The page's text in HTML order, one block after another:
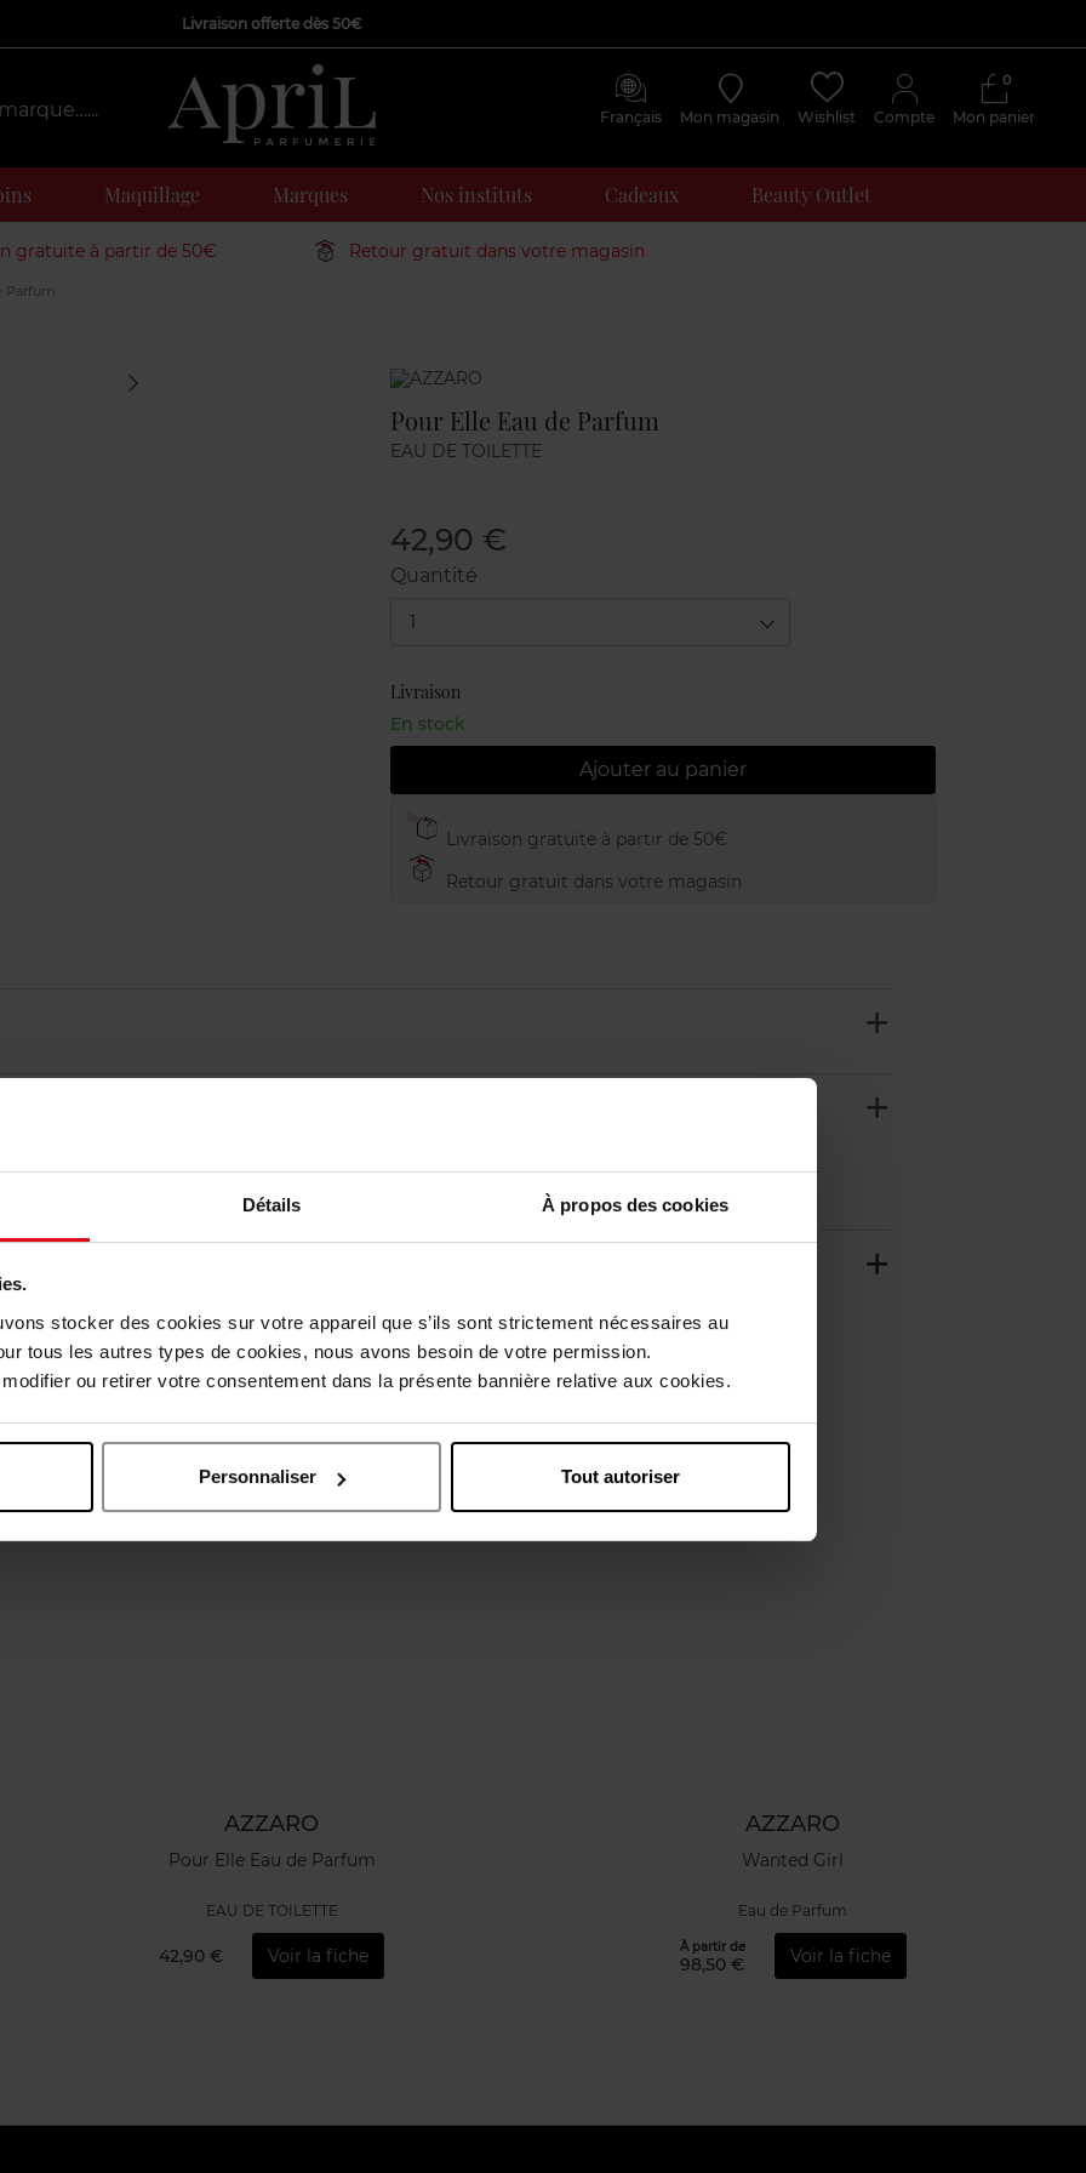
Détails À propos des cookies
stocker des cookies sur votre appareil que s’ils sont strictement nécessaires au
tous les autres types de cookies, nous avons besoin de votre permission.
ou retirer votre consentement dans la présente bannière relative aux cookies.
Personnaliser Tout autoriser
Livraison offerte dès 50€
Français Mon magasin Wishlist Compte Mon panier
0
Maquillage Marques Nos instituts Cadeaux Beauty Outlet
gratuite à partir de 50€ Retour gratuit dans votre magasin
Parfum
Marque
Pour Elle Eau de Parfum
EAU DE TOILETTE
42,90 €
Quantité
1
Livraison
En stock
Ajouter au panier
Livraison gratuite à partir de 50€
Retour gratuit dans votre magasin
Oublié quelque chose ?
AZZARO
Pour Elle Eau de Parfum
EAU DE TOILETTE
42,90 € Voir la fiche
AZZARO
Wanted Girl
Eau de Parfum
À partir de
98,50 € Voir la fiche